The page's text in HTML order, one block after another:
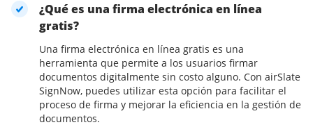
¿Qué es una firma electrónica en línea
gratis?
Una firma electrónica en línea gratis es una
herramienta que permite a los usuarios firmar
documentos digitalmente sin costo alguno. Con airSlate
SignNow, puedes utilizar esta opción para facilitar el
proceso de firma y mejorar la eficiencia en la gestión de
documentos.